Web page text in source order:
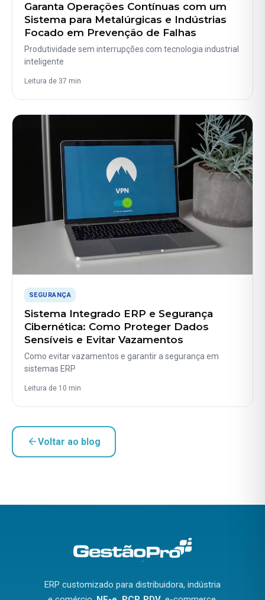
Garanta Operações Contínuas com um
Sistema para Metalúrgicas e Indústrias
Focado em Prevenção de Falhas
Produtividade sem interrupções com tecnologia industrial
inteligente
Leitura de 37 min
SEGURANÇA
Sistema Integrado ERP e Segurança
Cibernética: Como Proteger Dados
Sensíveis e Evitar Vazamentos
Como evitar vazamentos e garantir a segurança em
sistemas ERP
Leitura de 10 min
Voltar ao blog
ERP customizado para distribuidora, indústria